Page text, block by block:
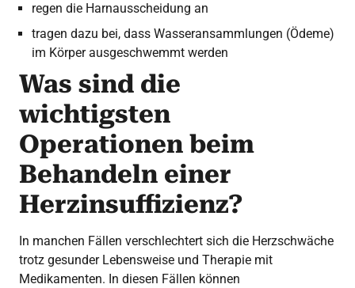
regen die Harnausscheidung an
tragen dazu bei, dass Wasseransammlungen (Ödeme)
im Körper ausgeschwemmt werden
Was sind die
wichtigsten
Operationen beim
Behandeln einer
Herzinsuffizienz?
In manchen Fällen verschlechtert sich die Herzschwäche
trotz gesunder Lebensweise und Therapie mit
Medikamenten. In diesen Fällen können